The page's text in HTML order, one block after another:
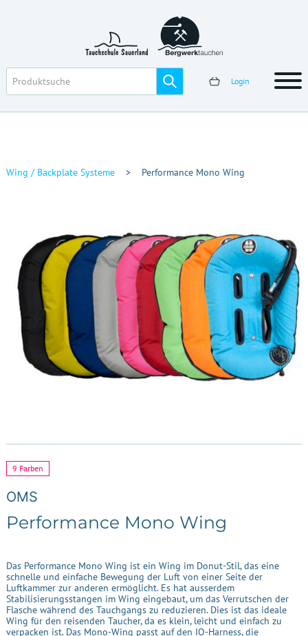
Login
Wing / Backplate Systeme > Performance Mono Wing
9 Farben
OMS
Performance Mono Wing
Das Performance Mono Wing ist ein Wing im Donut-Stil, das eine
schnelle und einfache Bewegung der Luft von einer Seite der
Luftkammer zur anderen ermöglicht. Es hat ausserdem
Stabilisierungsstangen im Wing eingebaut, um das Verrutschen der
Flasche während des Tauchgangs zu reduzieren. Dies ist das ideale
Wing für den reisenden Taucher, da es klein, leicht und einfach zu
verpacken ist. Das Mono-Wing passt auf den IQ-Harness, die